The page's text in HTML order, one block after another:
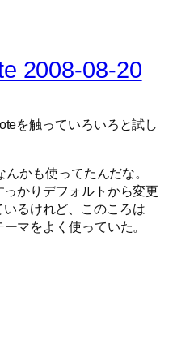
2008-08-20
を触っていろいろと試し
かも使ってたんだな。
かりデフォルトから変更
るけれど、このころは
マをよく使っていた。